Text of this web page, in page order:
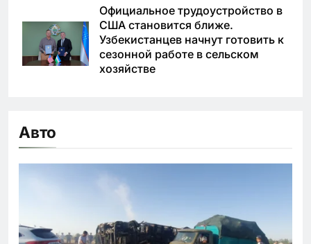
Официальное трудоустройство в
США становится ближе.
Узбекистанцев начнут готовить к
сезонной работе в сельском
хозяйстве
Авто